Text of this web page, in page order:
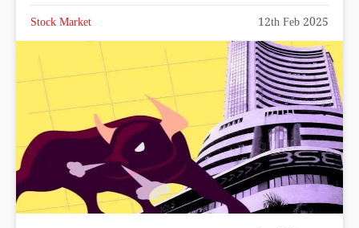
Stock Market 12th Feb 2025